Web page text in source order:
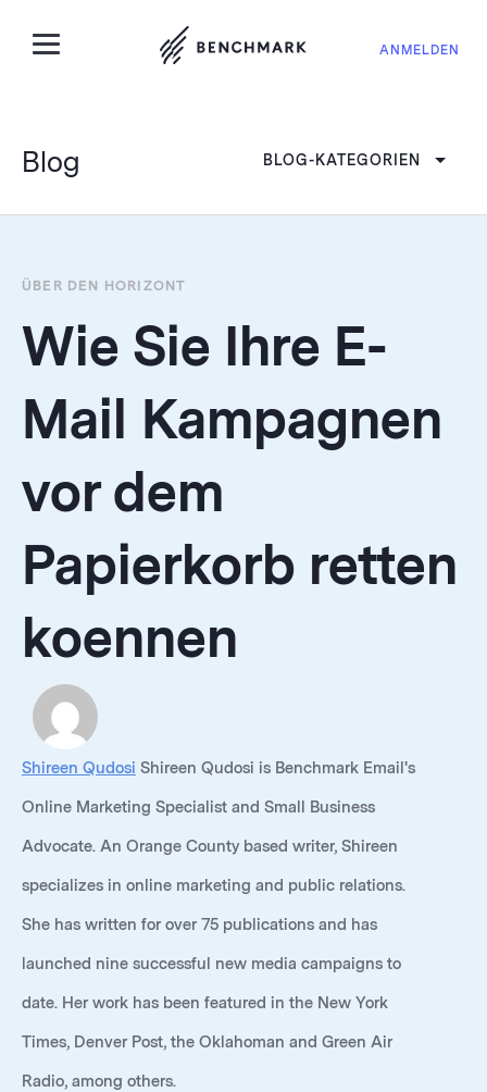
ANMELDEN
Blog BLOG-KATEGORIEN
ÜBER DEN HORIZONT
Wie Sie Ihre E-
Mail Kampagnen
vor dem
Papierkorb retten
koennen
Shireen Qudosi Shireen Qudosi is Benchmark Email's
Online Marketing Specialist and Small Business
Advocate. An Orange County based writer, Shireen
specializes in online marketing and public relations.
She has written for over 75 publications and has
launched nine successful new media campaigns to
date. Her work has been featured in the New York
Times, Denver Post, the Oklahoman and Green Air
Radio, among others.